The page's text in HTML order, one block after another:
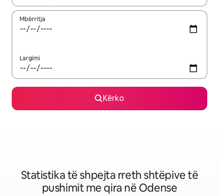
Mbërritja
Largimi
Kërko
Statistika të shpejta rreth shtëpive të
pushimit me qira në Odense